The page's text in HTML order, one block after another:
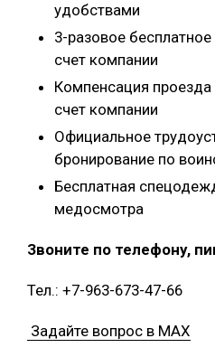
удобствами
3-разовое
счет компании
Компенсация проезда
счет компании
Официальное
бронирование по
Бесплатная
медосмотра
Звоните по телефону,
Тел.: +7-963-673-47-66
Задайте вопрос в MAX